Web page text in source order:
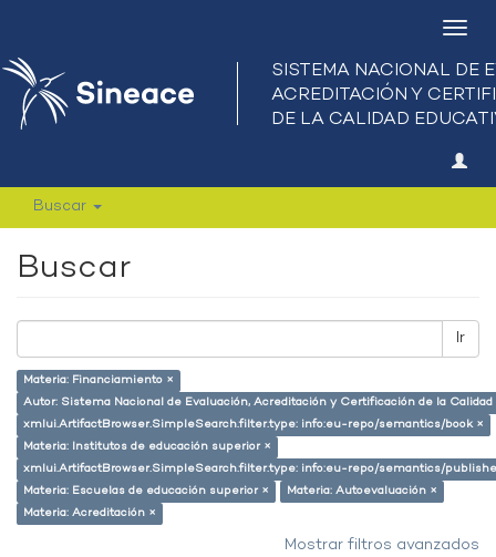
Buscar
Buscar
Ir
Materia: Financiamiento ×
Autor: Sistema Nacional de Evaluación, Acreditación y Certificación de la
xmlui.ArtifactBrowser.SimpleSearch.filter.type: info:eu-repo/semantics/book ×
Materia: Institutos de educación superior ×
xmlui.ArtifactBrowser.SimpleSearch.filter.type: info:eu-repo/semantics/
Materia: Escuelas de educación superior ×
Materia: Autoevaluación ×
Materia: Acreditación ×
Mostrar filtros avanzados